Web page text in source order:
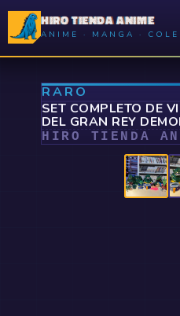
HIRO TIENDA ANIME
ANIME · MANGA ·
RARO
SET COMPLETO DE
DEL GRAN REY
HIRO TIENDA